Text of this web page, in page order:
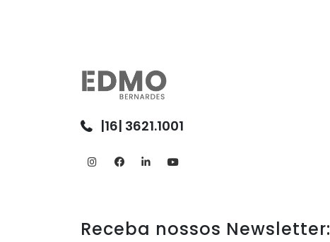
|16| 3621.1001
Receba nossos Newsletter: